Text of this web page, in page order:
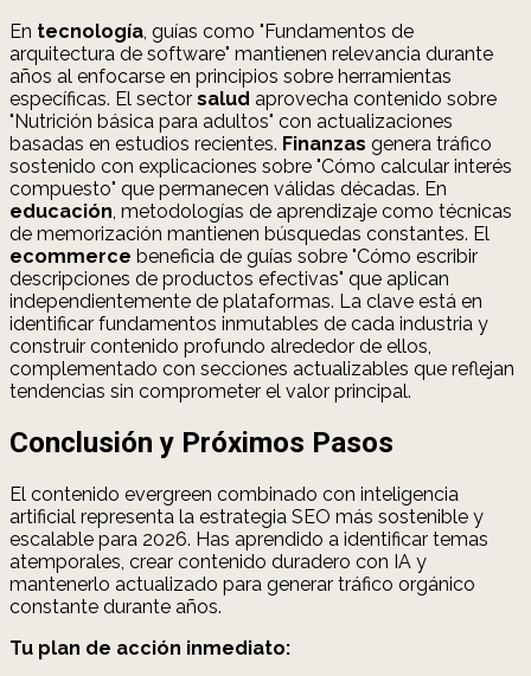
En tecnología, guías como "Fundamentos de
arquitectura de software" mantienen relevancia durante
años al enfocarse en principios sobre herramientas
específicas. El sector salud aprovecha contenido sobre
"Nutrición básica para adultos" con actualizaciones
basadas en estudios recientes. Finanzas genera tráfico
sostenido con explicaciones sobre "Cómo calcular interés
compuesto" que permanecen válidas décadas. En
educación, metodologías de aprendizaje como técnicas
de memorización mantienen búsquedas constantes. El
ecommerce beneficia de guías sobre "Cómo escribir
descripciones de productos efectivas" que aplican
independientemente de plataformas. La clave está en
identificar fundamentos inmutables de cada industria y
construir contenido profundo alrededor de ellos,
complementado con secciones actualizables que reflejan
tendencias sin comprometer el valor principal.
Conclusión y Próximos Pasos
El contenido evergreen combinado con inteligencia
artificial representa la estrategia SEO más sostenible y
escalable para 2026. Has aprendido a identificar temas
atemporales, crear contenido duradero con IA y
mantenerlo actualizado para generar tráfico orgánico
constante durante años.
Tu plan de acción inmediato: